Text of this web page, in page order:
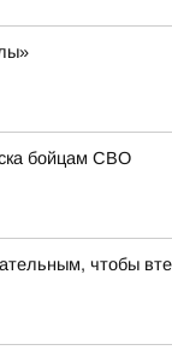
бойцам СВО
чтобы